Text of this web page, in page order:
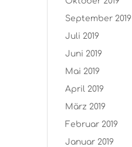
September 2019
Juli 2019
Juni 2019
Mai 2019
April 2019
März 2019
Februar 2019
Januar 2019